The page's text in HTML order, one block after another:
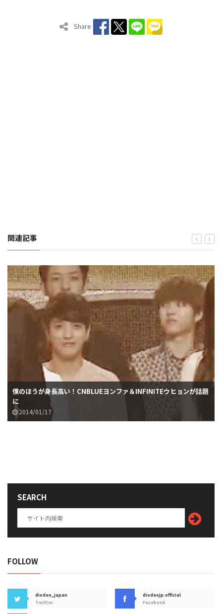
Share
関連記事
僕のほうが身長高い！CNBLUEヨンファ＆INFINITEウヒョンが話題
に
2014/01/17
SEARCH
FOLLOW
diodeo_japan
Twitter
diodeojp.official
Facebook